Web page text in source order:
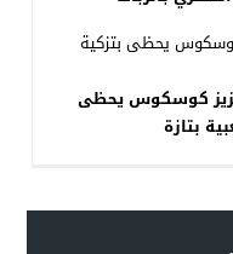
يتراجع و عزيز كوسكوس يحظى
بتازة